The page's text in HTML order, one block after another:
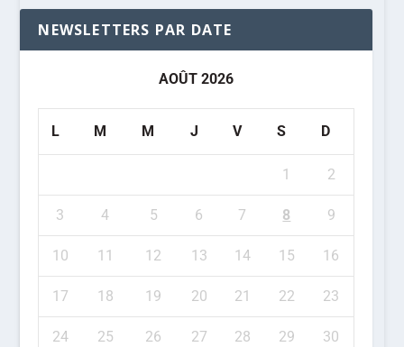
NEWSLETTERS PAR DATE
AOÛT 2026
L M M J V S D
1 2
3 4 5 6 7 8 9
10 11 12 13 14 15 16
17 18 19 20 21 22 23
24 25 26 27 28 29 30